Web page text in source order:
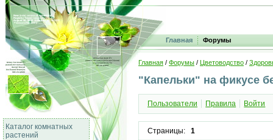
Главная Форумы
Каталог комнатных
растений
Главная / Форумы / Цветоводство /
"Капельки" на фикусе
Пользователи Правила Войти
Страницы: 1